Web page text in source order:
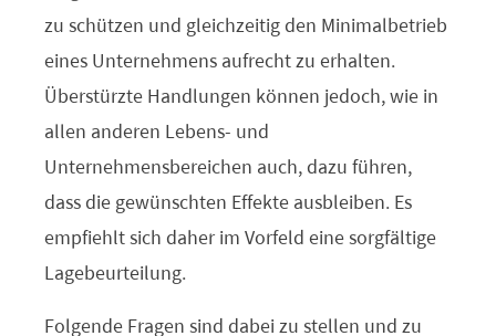
zu schützen und gleichzeitig den Minimalbetrieb
eines Unternehmens aufrecht zu erhalten.
Überstürzte Handlungen können jedoch, wie in
allen anderen Lebens- und
Unternehmensbereichen auch, dazu führen,
dass die gewünschten Effekte ausbleiben. Es
empfiehlt sich daher im Vorfeld eine sorgfältige
Lagebeurteilung.
Folgende Fragen sind dabei zu stellen und zu